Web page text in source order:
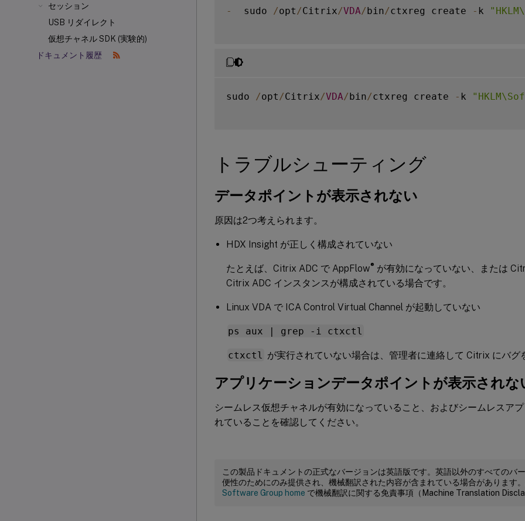
セッション
USB リダイレクト
仮想チャネル SDK (実験的)
ドキュメント履歴
-
  sudo
/opt /Citrix/VDA/bin/ctxreg create - k
sudo /opt /Citrix/VDA/bin/ctxreg create - k
トラブルシューティング
データポイントが表示されない
原因は2つ考えられます。
HDX Insight が正しく構成されていない
たとえば、Citrix ADC で AppFlow® が有効になっていない、または
Citrix ADC インスタンスが構成されている場合です。
Linux VDA で ICA Control Virtual Channel が起動していない
ps aux | grep -i ctxctl
ctxctl が実行されていない場合は、管理者に連絡して Citrix にバグ
アプリケーションデータポイントが表示されな
シームレス仮想チャネルが有効になっていること、およびシームレスア
れていることを確認してください。
この製品ドキュメントの正式なバージョンは英語版です。英語以外のすべてのバ
便性のためにのみ提供され、機械翻訳された内容が含まれている場合があります。
Software Group home で機械翻訳に関する免責事項（Machine Translation